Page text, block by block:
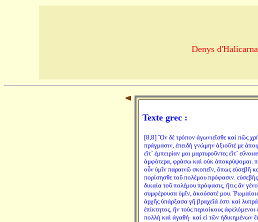
Denys
Texte grec :
[8,8] Ὃν δὲ τρόπον ἀγωνιεῖσθε καὶ πῶς
πράγμασιν, ἐπειδὴ γνώμην ἀξιοῦτέ με
εἴτ´ ἐμπειρίαν μοι μαρτυροῦντες εἴτ´
ἀμφότερα, φράσω καὶ οὐκ ἀποκρύψομαι.
οὖν ὑμῖν παραινῶ σκοπεῖν, ὅπως εὐσεβῆ
πορίσησθε τοῦ πολέμου πρόφασιν.
δικαία τοῦ πολέμου πρόφασις, ἥτις ἂν
συμφέρουσα ὑμῖν, ἀκούσατέ μου.
ἀρχῆς ὑπάρξασα γῆ βραχεῖά ἐστι καὶ
ἐπίκτητος, ἣν τοὺς περιοίκους ἀφελόμενοι
πολλὴ καὶ ἀγαθή· καὶ εἰ τῶν ἠδικημένων